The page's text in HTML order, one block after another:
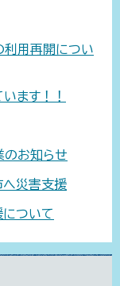
利用再開につい
ます！！
のお知らせ
へ災害支援
ついて